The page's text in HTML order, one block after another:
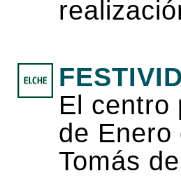
El centro
de
Tomás